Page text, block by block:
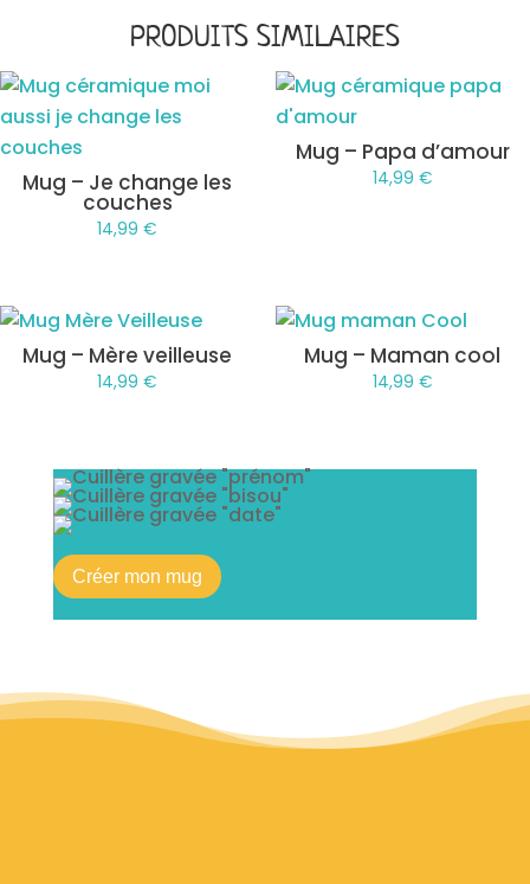
PRODUITS SIMILAIRES
Mug – Je change les
couches
14,99€
Mug – Papa d’amour
14,99 €
Mug – Mère veilleuse
14,99€
Mug – Maman cool
14,99 €
Créer mon mug